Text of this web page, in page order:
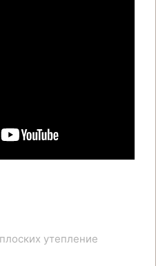
плоских утепление